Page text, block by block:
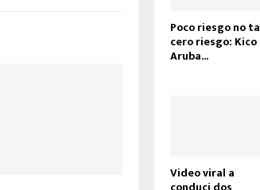
Poco riesgo no ta
cero riesgo: Kico
Aruba...
Video viral a